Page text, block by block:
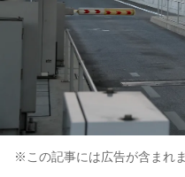
※この記事には広告が含まれ